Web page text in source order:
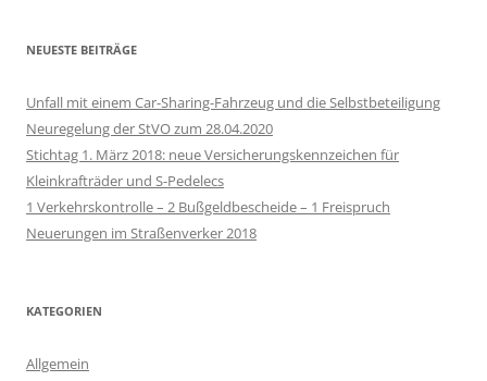
NEUESTE BEITRÄGE
Unfall mit einem Car-Sharing-Fahrzeug und die Selbstbeteiligung
Neuregelung der StVO zum 28.04.2020
Stichtag 1. März 2018: neue Versicherungskennzeichen für
Kleinkrafträder und S-Pedelecs
1 Verkehrskontrolle – 2 Bußgeldbescheide – 1 Freispruch
Neuerungen im Straßenverker 2018
KATEGORIEN
Allgemein